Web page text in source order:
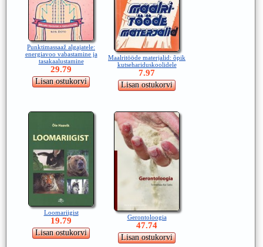
Punktimassaaž algajatele:
energiavoo vabastamine ja
tasakaalustamine
29.79
Maalritööde materjalid: õpik
kutsehariduskoolidele
7.97
Loomariigist
19.79 Gerontoloogia
47.74